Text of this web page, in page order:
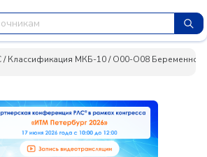
/Классификация МКБ-10/O00-O08